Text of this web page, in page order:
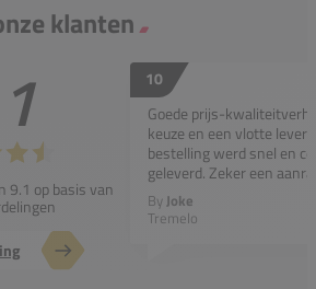
klanten
9.1 op basis van
10
Goede prijs-
keuze en een vlotte
bestelling werd snel en
geleverd. Zeker een
By Joke
Tremelo